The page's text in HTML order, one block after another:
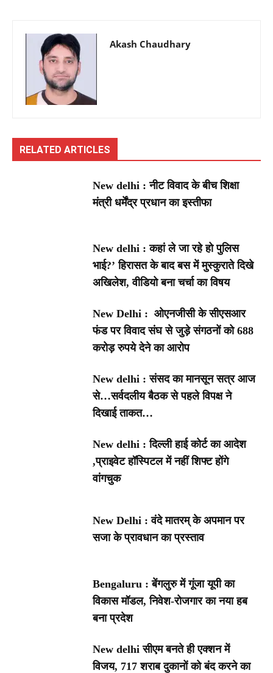
Akash Chaudhary
RELATED ARTICLES
New delhi : नीट विवाद के बीच शिक्षा
मंत्री धर्मेंद्र प्रधान का इस्तीफा
New delhi : कहां ले जा रहे हो पुलिस
भाई?’ हिरासत के बाद बस में मुस्कुराते दिखे
अखिलेश, वीडियो बना चर्चा का विषय
New Delhi : ओएनजीसी के सीएसआर
फंड पर विवाद संघ से जुड़े संगठनों को 688
करोड़ रुपये देने का आरोप
New delhi : संसद का मानसून सत्र आज
से…सर्वदलीय बैठक से पहले विपक्ष ने
दिखाई ताकत…
New delhi : दिल्ली हाई कोर्ट का आदेश
,प्राइवेट हॉस्पिटल में नहीं शिफ्ट होंगे
वांगचुक
New Delhi : वंदे मातरम् के अपमान पर
सजा के प्रावधान का प्रस्ताव
Bengaluru : बेंगलुरु में गूंजा यूपी का
विकास मॉडल, निवेश-रोजगार का नया हब
बना प्रदेश
New delhi सीएम बनते ही एक्शन में
विजय, 717 शराब दुकानों को बंद करने का